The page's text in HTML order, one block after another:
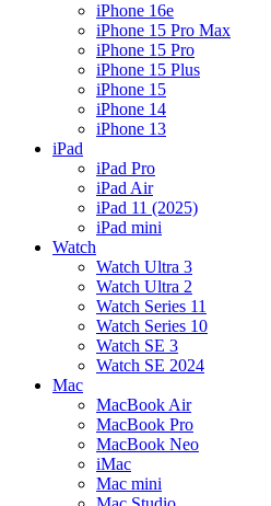
iPhone 16e
iPhone 15 Pro Max
iPhone 15 Pro
iPhone 15 Plus
iPhone 15
iPhone 14
iPhone 13
iPad
iPad Pro
iPad Air
iPad 11 (2025)
iPad mini
Watch
Watch Ultra 3
Watch Ultra 2
Watch Series 11
Watch Series 10
Watch SE 3
Watch SE 2024
Mac
MacBook Air
MacBook Pro
MacBook Neo
iMac
Mac mini